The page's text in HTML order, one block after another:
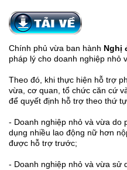
Chính phủ vừa ban hành Nghị
pháp lý cho doanh nghiệp nhỏ
Theo đó, khi thực hiện hỗ trợ
vừa, cơ quan, tổ chức căn cứ
để quyết định hỗ trợ theo thứ
- Doanh nghiệp nhỏ và vừa do
dụng nhiều lao động nữ hơn
được hỗ trợ trước;
- Doanh nghiệp nhỏ và vừa sử